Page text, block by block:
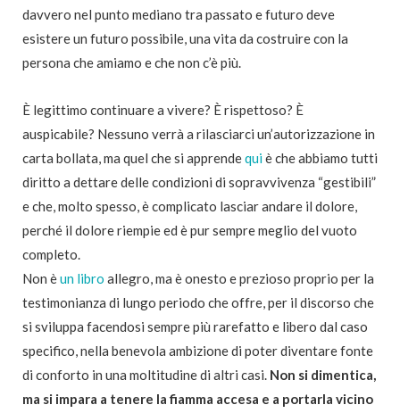
davvero nel punto mediano tra passato e futuro deve
esistere un futuro possibile, una vita da costruire con la
persona che amiamo e che non c’è più.
È legittimo continuare a vivere? È rispettoso? È
auspicabile? Nessuno verrà a rilasciarci un’autorizzazione in
carta bollata, ma quel che si apprendequiè che abbiamo tutti
diritto a dettare delle condizioni di sopravvivenza “gestibili”
e che, molto spesso, è complicato lasciar andare il dolore,
perché il dolore riempie ed è pur sempre meglio del vuoto
completo.
Non èun libro allegro, ma è onesto e prezioso proprio per la
testimonianza di lungo periodo che offre, per il discorso che
si sviluppa facendosi sempre più rarefatto e libero dal caso
specifico, nella benevola ambizione di poter diventare fonte
di conforto in una moltitudine di altri casi. Non si dimentica,
ma si impara a tenere la fiamma accesa e a portarla vicino